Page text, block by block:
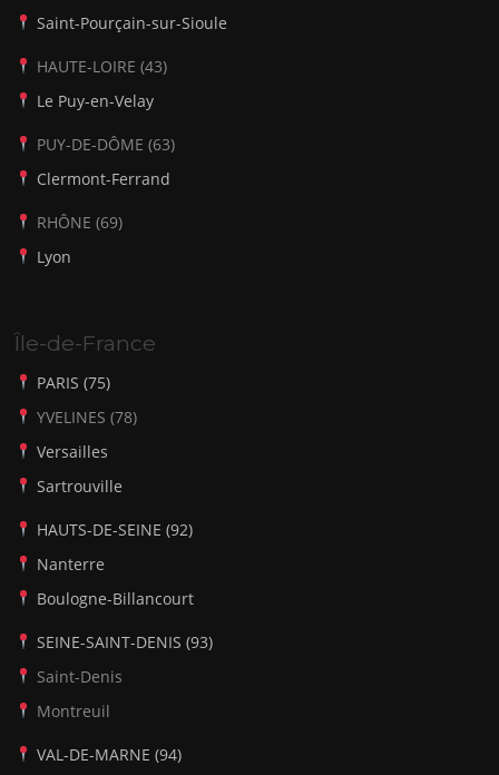
Saint-Pourçain-sur-Sioule
HAUTE-LOIRE (43)
Le Puy-en-Velay
PUY-DE-DÔME (63)
Clermont-Ferrand
RHÔNE (69)
Lyon
Île-de-France
PARIS (75)
YVELINES (78)
Versailles
Sartrouville
HAUTS-DE-SEINE (92)
Nanterre
Boulogne-Billancourt
SEINE-SAINT-DENIS (93)
Saint-Denis
Montreuil
VAL-DE-MARNE (94)